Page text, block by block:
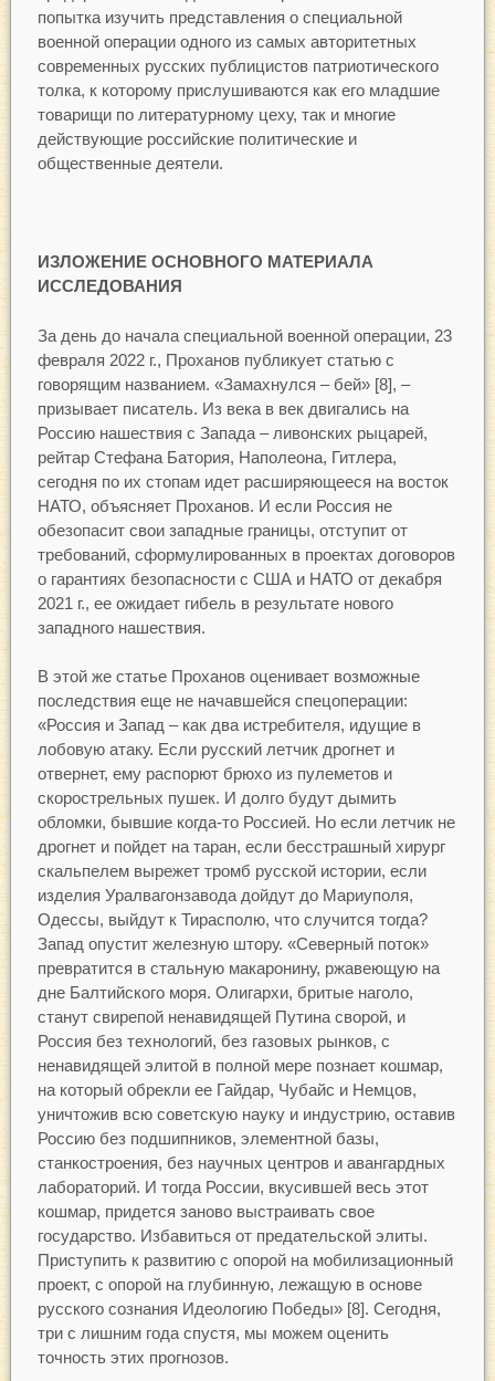
попытка изучить представления о специальной
военной операции одного из самых авторитетных
современных русских публицистов патриотического
толка, к которому прислушиваются как его младшие
товарищи по литературному цеху, так и многие
действующие российские политические и
общественные деятели.
ИЗЛОЖЕНИЕ ОСНОВНОГО МАТЕРИАЛА
ИССЛЕДОВАНИЯ
За день до начала специальной военной операции, 23
февраля 2022 г., Проханов публикует статью с
говорящим названием. «Замахнулся – бей» [8], –
призывает писатель. Из века в век двигались на
Россию нашествия с Запада – ливонских рыцарей,
рейтар Стефана Батория, Наполеона, Гитлера,
сегодня по их стопам идет расширяющееся на восток
НАТО, объясняет Проханов. И если Россия не
обезопасит свои западные границы, отступит от
требований, сформулированных в проектах договоров
о гарантиях безопасности с США и НАТО от декабря
2021 г., ее ожидает гибель в результате нового
западного нашествия.
В этой же статье Проханов оценивает возможные
последствия еще не начавшейся спецоперации:
«Россия и Запад – как два истребителя, идущие в
лобовую атаку. Если русский летчик дрогнет и
отвернет, ему распорют брюхо из пулеметов и
скорострельных пушек. И долго будут дымить
обломки, бывшие когда-то Россией. Но если летчик не
дрогнет и пойдет на таран, если бесстрашный хирург
скальпелем вырежет тромб русской истории, если
изделия Уралвагонзавода дойдут до Мариуполя,
Одессы, выйдут к Тирасполю, что случится тогда?
Запад опустит железную штору. «Северный поток»
превратится в стальную макаронину, ржавеющую на
дне Балтийского моря. Олигархи, бритые наголо,
станут свирепой ненавидящей Путина сворой, и
Россия без технологий, без газовых рынков, с
ненавидящей элитой в полной мере познает кошмар,
на который обрекли ее Гайдар, Чубайс и Немцов,
уничтожив всю советскую науку и индустрию, оставив
Россию без подшипников, элементной базы,
станкостроения, без научных центров и авангардных
лабораторий. И тогда России, вкусившей весь этот
кошмар, придется заново выстраивать свое
государство. Избавиться от предательской элиты.
Приступить к развитию с опорой на мобилизационный
проект, с опорой на глубинную, лежащую в основе
русского сознания Идеологию Победы» [8]. Сегодня,
три с лишним года спустя, мы можем оценить
точность этих прогнозов.